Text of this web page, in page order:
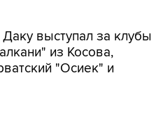
выступал за клубы
из Косова,
"Осиек" и